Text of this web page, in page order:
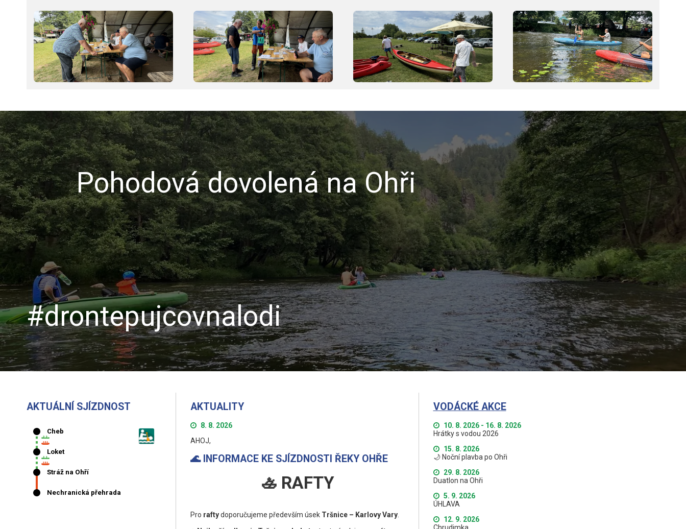
Pohodová dovolená na Ohři
#drontepujcovnalodi
AKTUÁLNÍ SJÍZDNOST AKTUALITY
8. 8. 2026
AHOJ,
🌊 INFORMACE KE SJÍZDNOSTI ŘEKY OHŘE
🚣 RAFTY
Pro raftydoporučujeme především úsek Tršnice – Karlovy Vary
VODÁCKÉ AKCE
10. 8. 2026 - 16. 8. 2026
Hrátky s vodou 2026
15. 8. 2026
🌙 Noční plavba po Ohři
29. 8. 2026
Duatlon na Ohři
5. 9. 2026
ÚHLAVA
12. 9. 2026
Chrudimka